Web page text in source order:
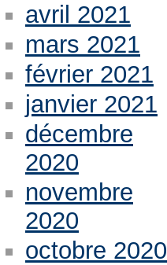
avril 2021
mars 2021
février 2021
janvier 2021
décembre
2020
novembre
2020
octobre 2020